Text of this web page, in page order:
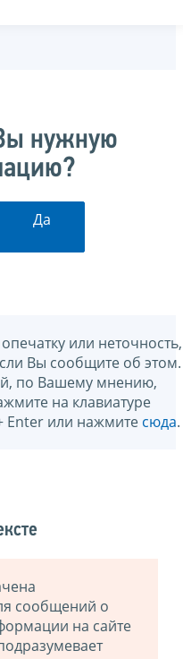
нужную
Да
или неточность,
Вы сообщите об этом.
по Вашему мнению,
на клавиатуре
Enter или нажмите сюда.
сообщений о
на сайте